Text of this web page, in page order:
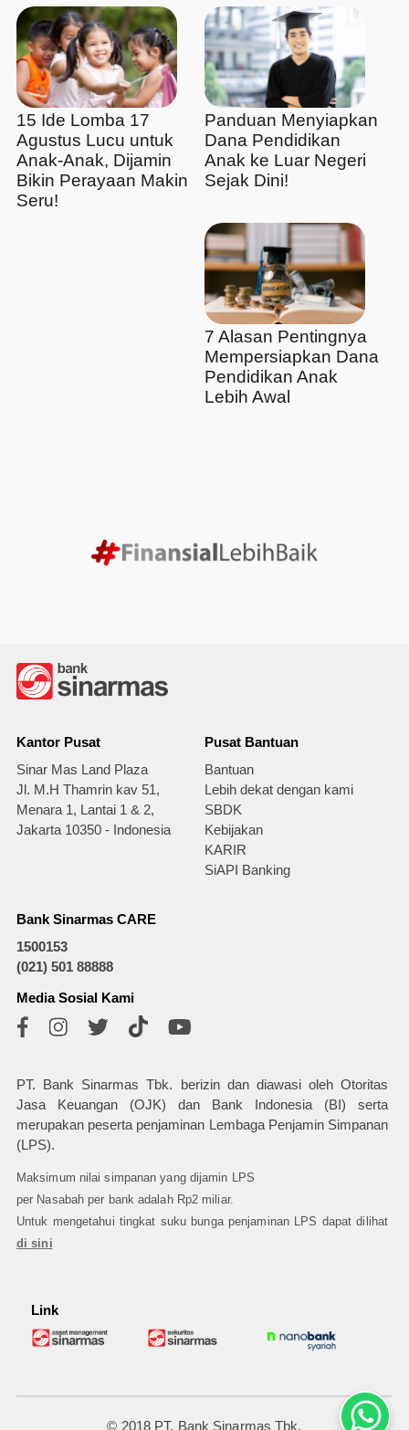
15 Ide Lomba 17
Agustus Lucu untuk
Anak-Anak, Dijamin
Bikin Perayaan Makin
Seru!
Panduan Menyiapkan
Dana Pendidikan
Anak ke Luar Negeri
Sejak Dini!
7 Alasan Pentingnya
Mempersiapkan Dana
Pendidikan Anak
Lebih Awal
Kantor Pusat
Sinar Mas Land Plaza
Jl. M.H Thamrin kav 51,
Menara 1, Lantai 1 & 2,
Jakarta 10350 - Indonesia
Pusat Bantuan
Bantuan
Lebih dekat dengan kami
SBDK
Kebijakan
KARIR
SiAPI Banking
Bank Sinarmas CARE
1500153
(021) 501 88888
Media Sosial Kami
PT. Bank Sinarmas Tbk. berizin dan diawasi oleh Otoritas
Jasa Keuangan (OJK) dan Bank Indonesia (BI) serta
merupakan peserta penjaminan Lembaga Penjamin Simpanan
(LPS).
Maksimum nilai simpanan yang dijamin LPS
per Nasabah per bank adalah Rp2 miliar.
Untuk mengetahui tingkat suku bunga penjaminan LPS dapat dilihat
di sini
Link
© 2018 PT. Bank Sinarmas Tbk.